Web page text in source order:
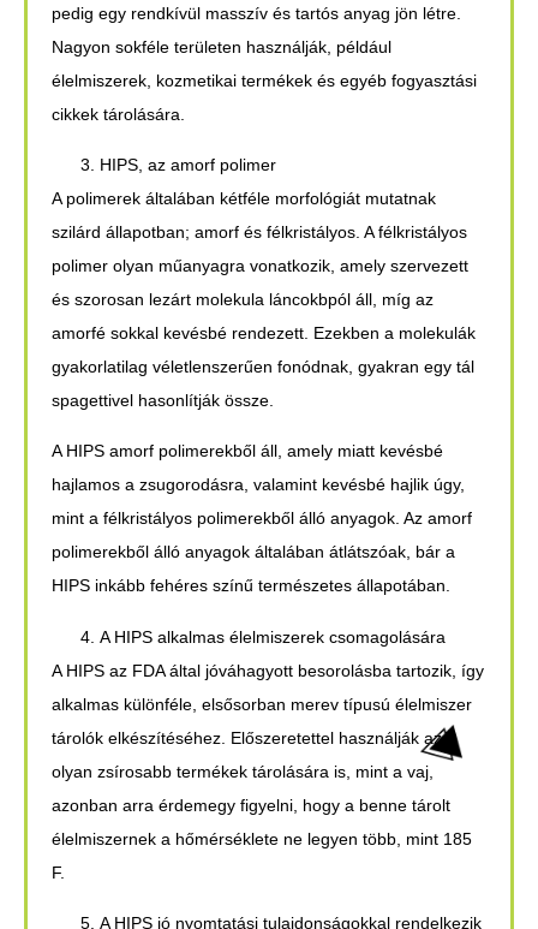
pedig egy rendkívül masszív és tartós anyag jön létre.
Nagyon sokféle területen használják, például
élelmiszerek, kozmetikai termékek és egyéb fogyasztási
cikkek tárolására.
HIPS, az amorf polimer
A polimerek általában kétféle morfológiát mutatnak
szilárd állapotban; amorf és félkristályos. A félkristályos
polimer olyan műanyagra vonatkozik, amely szervezett
és szorosan lezárt molekula láncokbpól áll, míg az
amorfé sokkal kevésbé rendezett. Ezekben a molekulák
gyakorlatilag véletlenszerűen fonódnak, gyakran egy tál
spagettivel hasonlítják össze.
A HIPS amorf polimerekből áll, amely miatt kevésbé
hajlamos a zsugorodásra, valamint kevésbé hajlik úgy,
mint a félkristályos polimerekből álló anyagok. Az amorf
polimerekből álló anyagok általában átlátszóak, bár a
HIPS inkább fehéres színű természetes állapotában.
A HIPS alkalmas élelmiszerek csomagolására
A HIPS az FDA által jóváhagyott besorolásba tartozik, így
alkalmas különféle, elsősorban merev típusú élelmiszer
tárolók elkészítéséhez. Előszeretettel használják az
olyan zsírosabb termékek tárolására is, mint a vaj,
azonban arra érdemegy figyelni, hogy a benne tárolt
élelmiszernek a hőmérséklete ne legyen több, mint 185
F.
A HIPS jó nyomtatási tulajdonságokkal rendelkezik